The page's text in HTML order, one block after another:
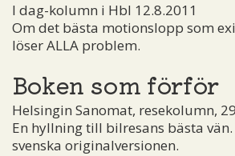
I dag-kolumn i Hbl 12.8.2011
Om det bästa motionslopp som
löser ALLA problem.
Boken som förför
Helsingin Sanomat, resekolumn,
En hyllning till bilresans bästa
svenska originalversionen.